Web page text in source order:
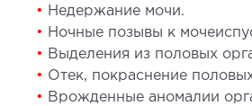
• Недержание мочи.
• Ночные позывы к
• Выделения из половых
• Отек, покраснение
• Врожденные аномалии